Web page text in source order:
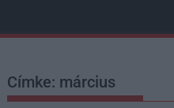
Címke: március